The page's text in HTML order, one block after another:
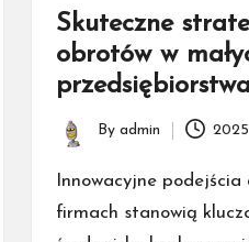
Skuteczne
obrotów w
Posted
by
By admin
Innowacyjne
firmach stanowią